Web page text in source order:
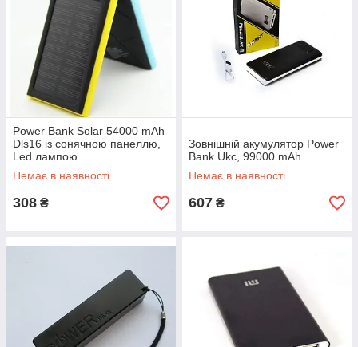
Power Bank Solar 54000 mAh
Dls16 із сонячною панеллю,
Led лампою
Немає в наявності
308 ₴
Зовнішній акумулятор Power
Bank Ukc, 99000 mAh
Немає в наявності
607 ₴